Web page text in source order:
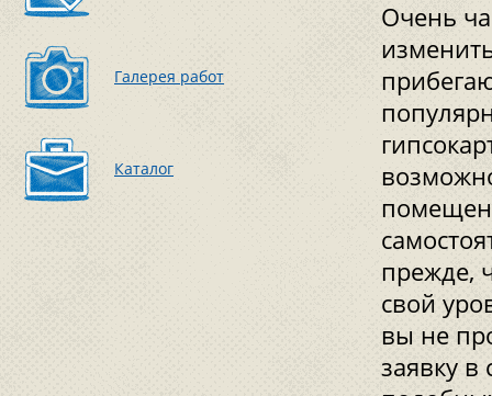
Галерея работ
Каталог
Очень
прежде,
свой
вы не
заявку